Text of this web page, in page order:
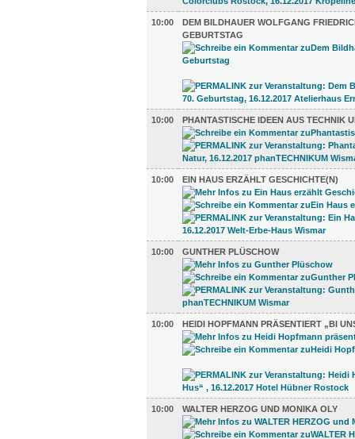
10:00
DEM BILDHAUER WOLFGANG
GEBURTSTAG
10:00 PHANTASTISCHE IDEEN AUS TECHNIK
10:00 EIN HAUS ERZÄHLT GESCHICHTE(N)
10:00 GUNTHER PLÜSCHOW
10:00 HEIDI HOPFMANN PRÄSENTIERT „BI
10:00 WALTER HERZOG UND MONIKA OLY